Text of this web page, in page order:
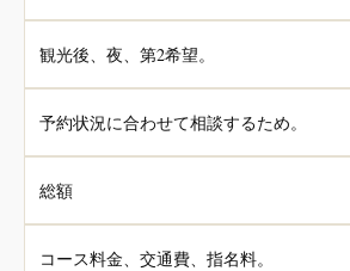
観光後、夜、第2希望。
予約状況に合わせて相談するため。
総額
コース料金、交通費、指名料。